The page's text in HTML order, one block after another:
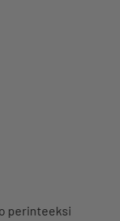
perinteeksi